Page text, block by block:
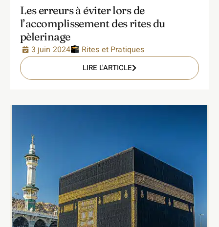
Les erreurs à éviter lors de
l’accomplissement des rites du
pèlerinage
3 juin 2024 Rites et Pratiques
LIRE L'ARTICLE